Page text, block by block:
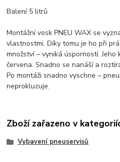
Balení 5 litrů
Montážní vosk PNEU WAX se
vlastnostmi. Díky tomu je ho při
množství – vyniká úsporností.
červena. Snadno se nanáší a
Po montáži snadno vyschne –
neprokluzuje.
Zboží zařazeno v
Vybavení pneuservisů